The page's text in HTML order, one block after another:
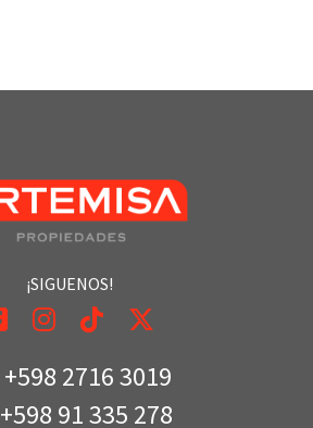
¡SIGUENOS!
+598 2716 3019
+598 91 335 278